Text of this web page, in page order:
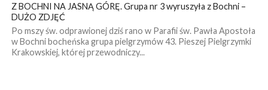
Z BOCHNI NA JASNĄ GÓRĘ. Grupa nr 3 wyruszyła z Bochni –
DUŻO ZDJĘĆ
Po mszy św. odprawionej dziś rano w Parafii św. Pawła Apostoła
w Bochni bocheńska grupa pielgrzymów 43. Pieszej Pielgrzymki
Krakowskiej, której przewodniczy...